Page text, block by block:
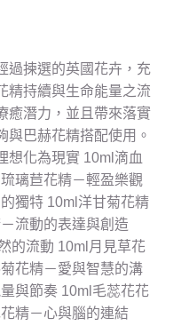
過揀選的英國花卉，充
精持續與生命能量之流
癒潛力，並且帶來落實
與巴赫花精搭配使用。
想化為現實 10ml滴血
璃苣花精－輕盈樂觀
獨特 10ml洋甘菊花精
流動的表達與創造
的流動 10ml月見草花
花精－愛與智慧的溝
與節奏 10ml毛蕊花花
精－心與腦的連結